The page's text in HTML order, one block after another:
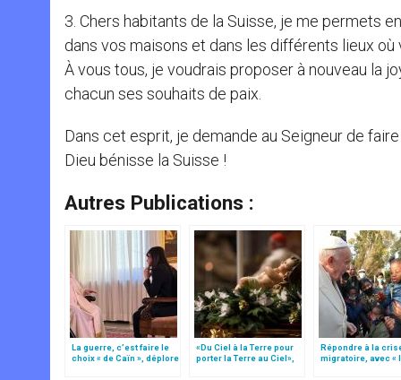
3. Chers habitants de la Suisse, je me permets
dans vos maisons et dans les différents lieux
À vous tous, je voudrais proposer à nouveau la
chacun ses souhaits de paix.
Dans cet esprit, je demande au Seigneur de
Dieu bénisse la Suisse !
Autres Publications :
La guerre, c’est faire le
choix « de Caïn », déplore
«Du Ciel à la Terre pour
porter la Terre au Ciel»,
Répondre à la
migratoire, avec «